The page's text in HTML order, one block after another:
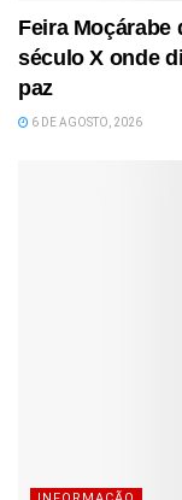
Feira Moçárabe
século X onde
paz
6 DE AGOSTO, 2026